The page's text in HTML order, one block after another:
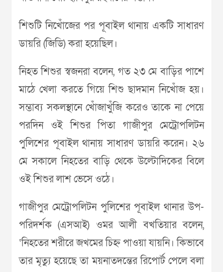
শিশুটি নিখোঁজের পর পূবাইল থানায় একটি সাধারণ
ডায়রি (জিডি) করা হয়েছিল।
নিহত শিশুর স্বজনরা বলেন, গত ২৩ মে বাড়ির পাশে
মাঠে খেলা করতে গিয়ে শিশু ছাদমান নিখোঁজ হয়।
সম্ভাব্য সকলস্থানে খোঁজাখুঁজি করেও তাকে না পেয়ে
পরদিন ওই শিশুর পিতা গাজীপুর মেট্রোপলিটন
পুলিশের পূবাইল থানায় সাধারণ ডায়রি করেন। ২৬
মে সকালে নিহতের বাড়ি থেকে উল্টোদিকের বিলে
ওই শিশুর লাশ ভেসে ওঠে।
গাজীপুর মেট্রোপলিটন পুলিশের পূবাইল থানার উপ-
পরিদর্শক (এসআই) ওমর আলী বখতিয়ার বলেন,
‘নিহতের শরীরে জখমের চিহ্ন পাওয়া যায়নি। কিভাবে
তার মৃত্যু হয়েছে তা ময়নাতদন্তের রিপোর্ট পেলে বলা